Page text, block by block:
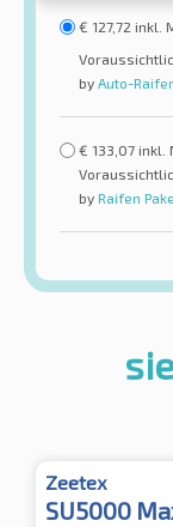
€ 127,72 inkl.
by Auto-
€ 133,07 inkl.
by Raifen
Zeetex
SU5000